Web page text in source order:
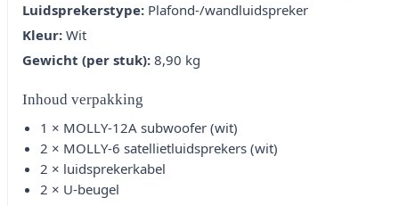
Luidsprekerstype: Plafond-/wandluidspreker
Kleur: Wit
Gewicht (per stuk): 8,90 kg
Inhoud verpakking
1 × MOLLY-12A subwoofer (wit)
2 × MOLLY-6 satellietluidsprekers (wit)
2 × luidsprekerkabel
2 × U-beugel